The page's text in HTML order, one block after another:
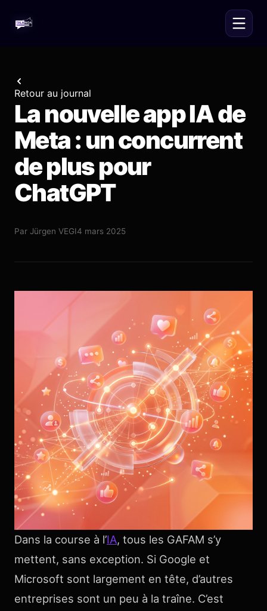
Retour au journal
La nouvelle app IA de
Meta : un concurrent
de plus pour
ChatGPT
Par Jürgen VEGI4 mars 2025
Dans la course à l’IA, tous les GAFAM s’y
mettent, sans exception. Si Google et
Microsoft sont largement en tête, d’autres
entreprises sont un peu à la traîne. C’est